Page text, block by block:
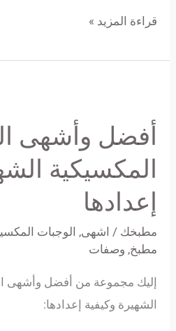
قراءة المزيد »
أفضل وأشهى
المكسيكية
إعدادها
مطبخك / اشهى, الوجبات
مطبخ, وصفات
إليك مجموعة من أفضل وأشهى
الشهيرة وكيفية إعدادها:
الوجبات
المكسيكية
الشهيرة
وكيفية
إعدادها